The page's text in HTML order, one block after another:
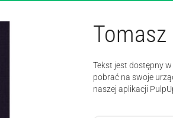
Tekst jest dostępny
pobrać na swoje
naszej aplikacji